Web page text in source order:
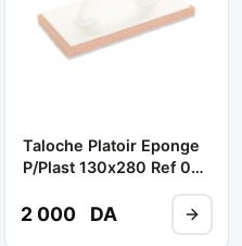
Taloche Platoir Eponge
P/plast 130x280 Ref 085
2 000 DA